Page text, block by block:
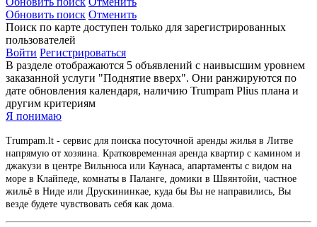
Обновить поиск Отменить
Поиск по карте доступен только для зарегистрированных
пользователей
Войти Регистрироваться
В разделе отображаются 5 объявлений с наивысшим уровнем
заказанной услуги "Поднятие вверх". Они ранжируются по
дате обновления календаря, наличию Trumpam Plius плана и
другим критериям
Я понимаю
Trumpam.lt - сервис для поиска посуточной аренды жилья в Литве
напрямую от хозяина. Кратковременная аренда квартир с камином и
джакузи в центре Вильнюса или Каунаса, апартаменты с видом на
море в Клайпеде, комнаты в Паланге, домики в Швянтойи, частное
жильё в Ниде или Друскининкае, куда бы Вы не направились, Вы
везде будете чувствовать себя как дома.